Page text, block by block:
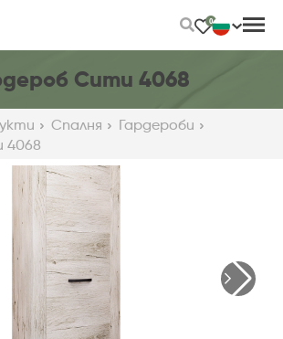
0
Сити 4068
Спалня
Гардероби
4068